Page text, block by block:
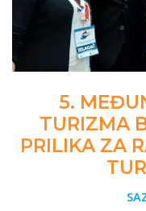
5.
TURIZMA
PRILIKA ZA